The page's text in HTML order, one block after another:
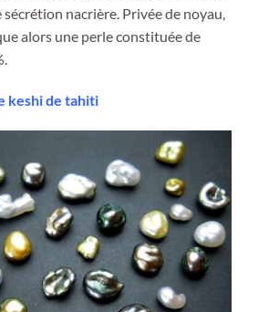
nacrière. Privée de noyau,
alors une perle constituée de
keshi de tahiti